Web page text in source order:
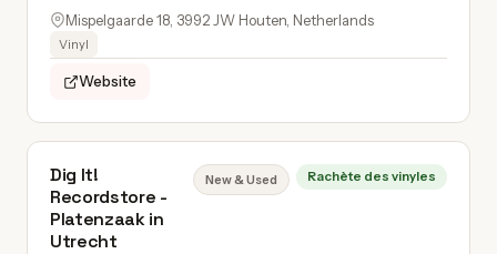
Mispelgaarde 18, 3992 JW Houten, Netherlands
Vinyl
Website
Dig It!
Recordstore -
Platenzaak in
Utrecht
New & Used Rachète des vinyles